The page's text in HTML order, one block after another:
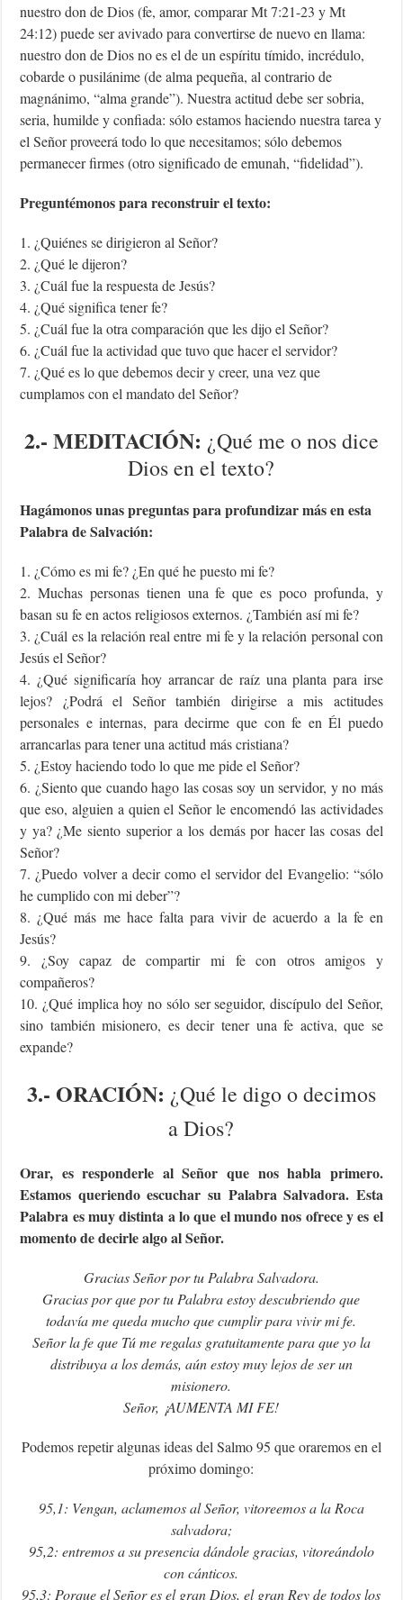
nuestro don de Dios (fe, amor, comparar Mt 7:21-23 y Mt
24:12) puede ser avivado para convertirse de nuevo en llama:
nuestro don de Dios no es el de un espíritu tímido, incrédulo,
cobarde o pusilánime (de alma pequeña, al contrario de
magnánimo, “alma grande”). Nuestra actitud debe ser sobria,
seria, humilde y confiada: sólo estamos haciendo nuestra tarea y
el Señor proveerá todo lo que necesitamos; sólo debemos
permanecer firmes (otro significado de emunah, “fidelidad”).
Preguntémonos para reconstruir el texto:
1. ¿Quiénes se dirigieron al Señor?
2. ¿Qué le dijeron?
3. ¿Cuál fue la respuesta de Jesús?
4. ¿Qué significa tener fe?
5. ¿Cuál fue la otra comparación que les dijo el Señor?
6. ¿Cuál fue la actividad que tuvo que hacer el servidor?
7. ¿Qué es lo que debemos decir y creer, una vez que
cumplamos con el mandato del Señor?
2.- MEDITACIÓN: ¿Qué me o nos dice
Dios en el texto?
Hagámonos unas preguntas para profundizar más en esta
Palabra de Salvación:
1. ¿Cómo es mi fe? ¿En qué he puesto mi fe?
2. Muchas personas tienen una fe que es poco profunda, y
basan su fe en actos religiosos externos. ¿También así mi fe?
3. ¿Cuál es la relación real entre mi fe y la relación personal con
Jesús el Señor?
4. ¿Qué significaría hoy arrancar de raíz una planta para irse
lejos? ¿Podrá el Señor también dirigirse a mis actitudes
personales e internas, para decirme que con fe en Él puedo
arrancarlas para tener una actitud más cristiana?
5. ¿Estoy haciendo todo lo que me pide el Señor?
6. ¿Siento que cuando hago las cosas soy un servidor, y no más
que eso, alguien a quien el Señor le encomendó las actividades
y ya? ¿Me siento superior a los demás por hacer las cosas del
Señor?
7. ¿Puedo volver a decir como el servidor del Evangelio: “sólo
he cumplido con mi deber”?
8. ¿Qué más me hace falta para vivir de acuerdo a la fe en
Jesús?
9. ¿Soy capaz de compartir mi fe con otros amigos y
compañeros?
10. ¿Qué implica hoy no sólo ser seguidor, discípulo del Señor,
sino también misionero, es decir tener una fe activa, que se
expande?
3.- ORACIÓN: ¿Qué le digo o decimos
a Dios?
Orar, es responderle al Señor que nos habla primero.
Estamos queriendo escuchar su Palabra Salvadora. Esta
Palabra es muy distinta a lo que el mundo nos ofrece y es el
momento de decirle algo al Señor.
Gracias Señor por tu Palabra Salvadora.
Gracias por que por tu Palabra estoy descubriendo que
todavía me queda mucho que cumplir para vivir mi fe.
Señor la fe que Tú me regalas gratuitamente para que yo la
distribuya a los demás, aún estoy muy lejos de ser un
misionero.
Señor, ¡AUMENTA MI FE!
Podemos repetir algunas ideas del Salmo 95 que oraremos en el
próximo domingo:
95,1: Vengan, aclamemos al Señor, vitoreemos a la Roca
salvadora;
95,2: entremos a su presencia dándole gracias, vitoreándolo
con cánticos.
95,3: Porque el Señor es el gran Dios, el gran Rey de todos los